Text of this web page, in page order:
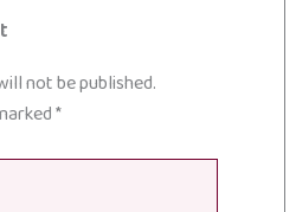
not be published.
*